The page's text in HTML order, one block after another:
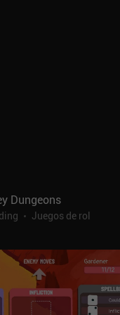
volver a jugar. Así
duda se beneficiará de
Dungeons
Juegos de rol